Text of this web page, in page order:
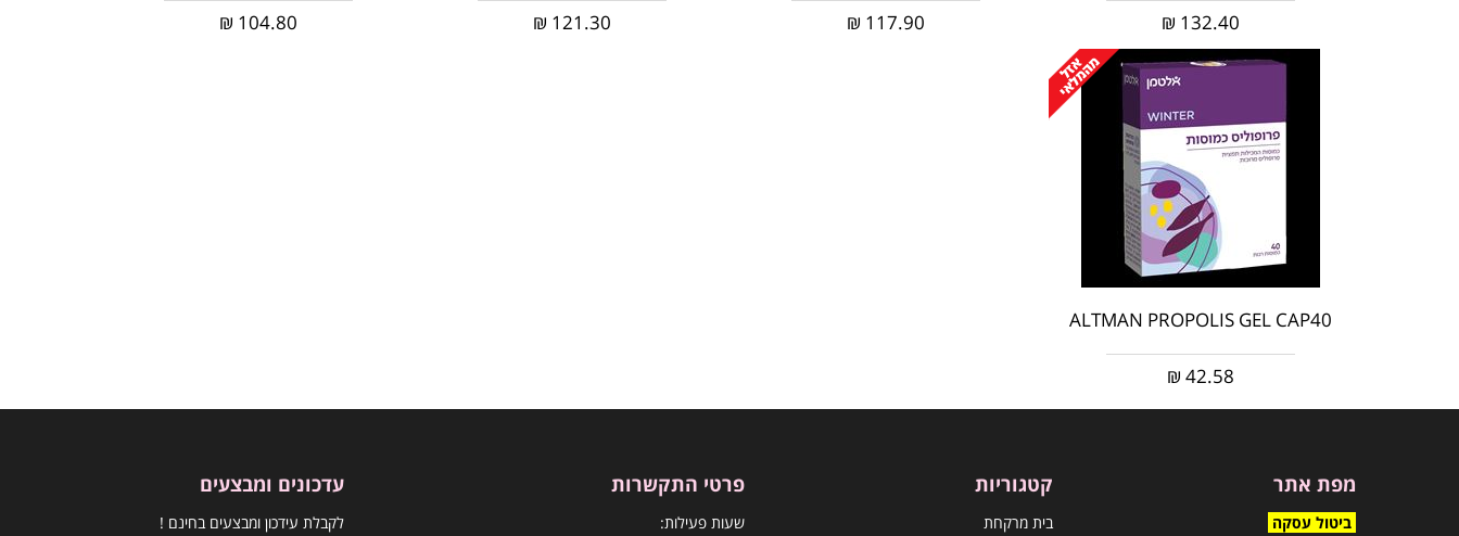
132.40
₪
117.90
₪
121.30
₪
104.80
₪
‎ALTMAN‎ ‎PROPOLIS‎ ‎GEL‎ ‎CAP‎40
42.58
₪
מפת אתר
ביטול עסקה
קטגוריות
בית מרקחת
פרטי התקשרות
שעות פעילות:
עדכונים ומבצעים
לקבלת עידכון ומבצעים בחינם !